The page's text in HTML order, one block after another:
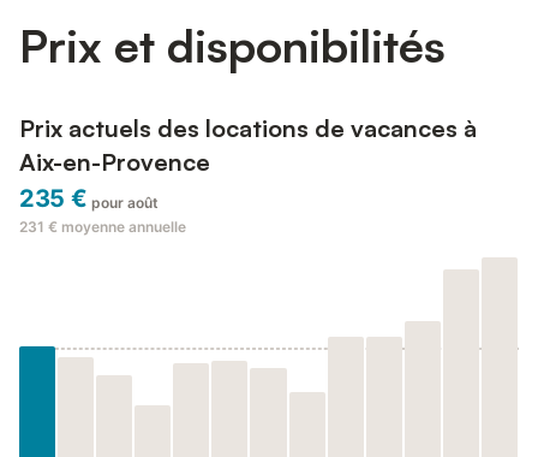
Prix et disponibilités
Prix actuels des locations de vacances à
Aix-en-Provence
235 € pour août
231 € moyenne annuelle